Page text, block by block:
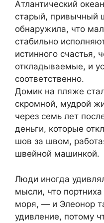
Атлантический
старый, привычный
обнаружила, что
стабильно
истинного счастья,
откладываемые, и
соответственно.
Домик на пляже
скромной, мудрой
через семь лет
деньги, которые
шов за швом,
швейной машинкой.
Люди иногда
мысли, что
моря, — и Элеонор
удивление, потому